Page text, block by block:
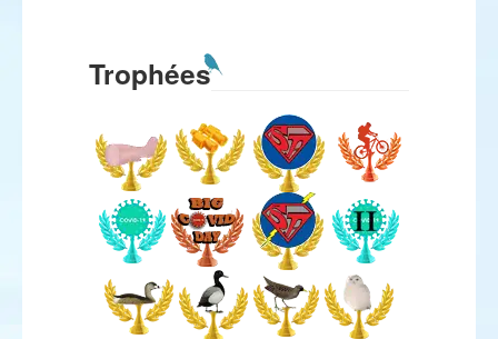
Trophées